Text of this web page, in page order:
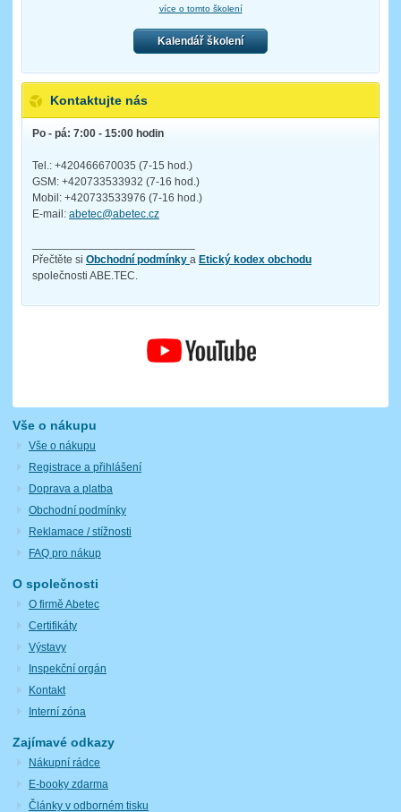
více o tomto školení
Kalendář školení
Kontaktujte nás
Po - pá: 7:00 - 15:00 hodin
Tel.: +420466670035 (7-15 hod.)
GSM: +420733533932 (7-16 hod.)
Mobil: +420733533976 (7-16 hod.)
E-mail: abetec@abetec.cz
Přečtěte si Obchodní podmínky a Etický kodex obchodu
společnosti ABE.TEC.
Vše o nákupu
Vše o nákupu
Registrace a přihlášení
Doprava a platba
Obchodní podmínky
Reklamace / stížnosti
FAQ pro nákup
O společnosti
O firmě Abetec
Certifikáty
Výstavy
Inspekční orgán
Kontakt
Interní zóna
Zajímavé odkazy
Nákupní rádce
E-booky zdarma
Články v odborném tisku